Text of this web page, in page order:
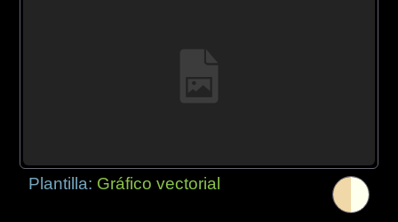
Plantilla: Gráfico vectorial